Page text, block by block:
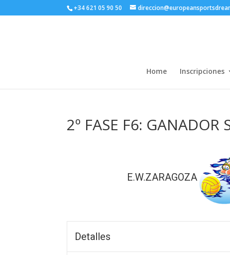
+34 621 05 90 50
Home Inscripciones
2º FASE F6: GANADOR
E.W.ZARAGOZA
Detalles